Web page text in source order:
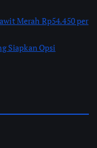
Merah Rp54.450 per
Siapkan Opsi